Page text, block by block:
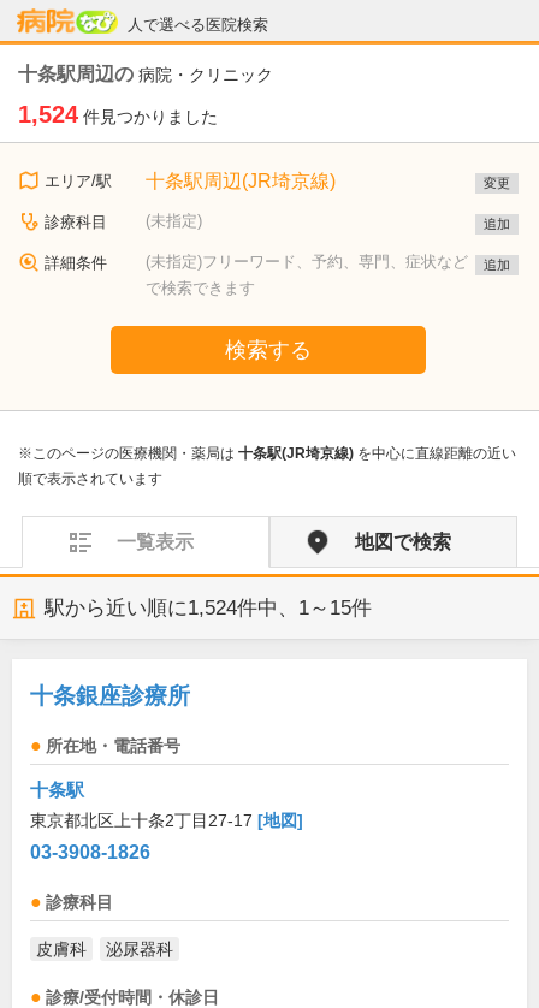
人で選べる医院検索
病院なび
十条駅周辺の 病院・クリニック
1,524 件見つかりました
エリア/駅 十条駅周辺(JR埼京線) 変更
診療科目 (未指定) 追加
詳細条件
(未指定)フリーワード、予約、専門、症状など
で検索できます
追加
検索する
※このページの医療機関・薬局は 十条駅(JR埼京線) を中心に直線距離の近い
順で表示されています
一覧表示 地図で検索
駅から近い順に1,524件中、 1～15件
十条銀座診療所
所在地・電話番号
十条駅
東京都北区上十条2丁目27-17 [地図]
03-3908-1826
診療科目
皮膚科 泌尿器科
診療/受付時間・休診日